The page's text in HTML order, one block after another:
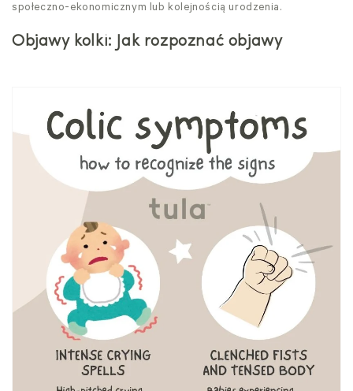
społeczno-ekonomicznym lub kolejnością urodzenia.
Objawy kolki: Jak rozpoznać objawy